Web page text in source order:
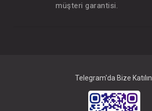
müşteri garantisi.
Telegram'da Bize Katılın.